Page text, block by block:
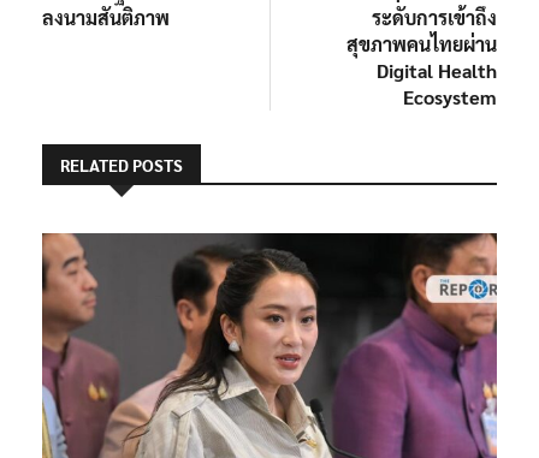
ลงนามสันติภาพ
ระดับการเข้าถึง
สุขภาพคนไทยผ่าน
Digital Health
Ecosystem
RELATED POSTS